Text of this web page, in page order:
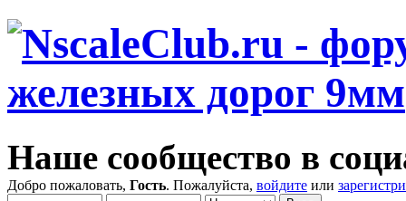
Наше сообщество в
Добро пожаловать, Гость. Пожалуйста, войдите или